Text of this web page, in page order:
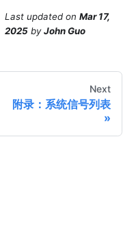
Last updated on Mar 17,
2025 byJohn Guo
Next
附录：系统信号列表